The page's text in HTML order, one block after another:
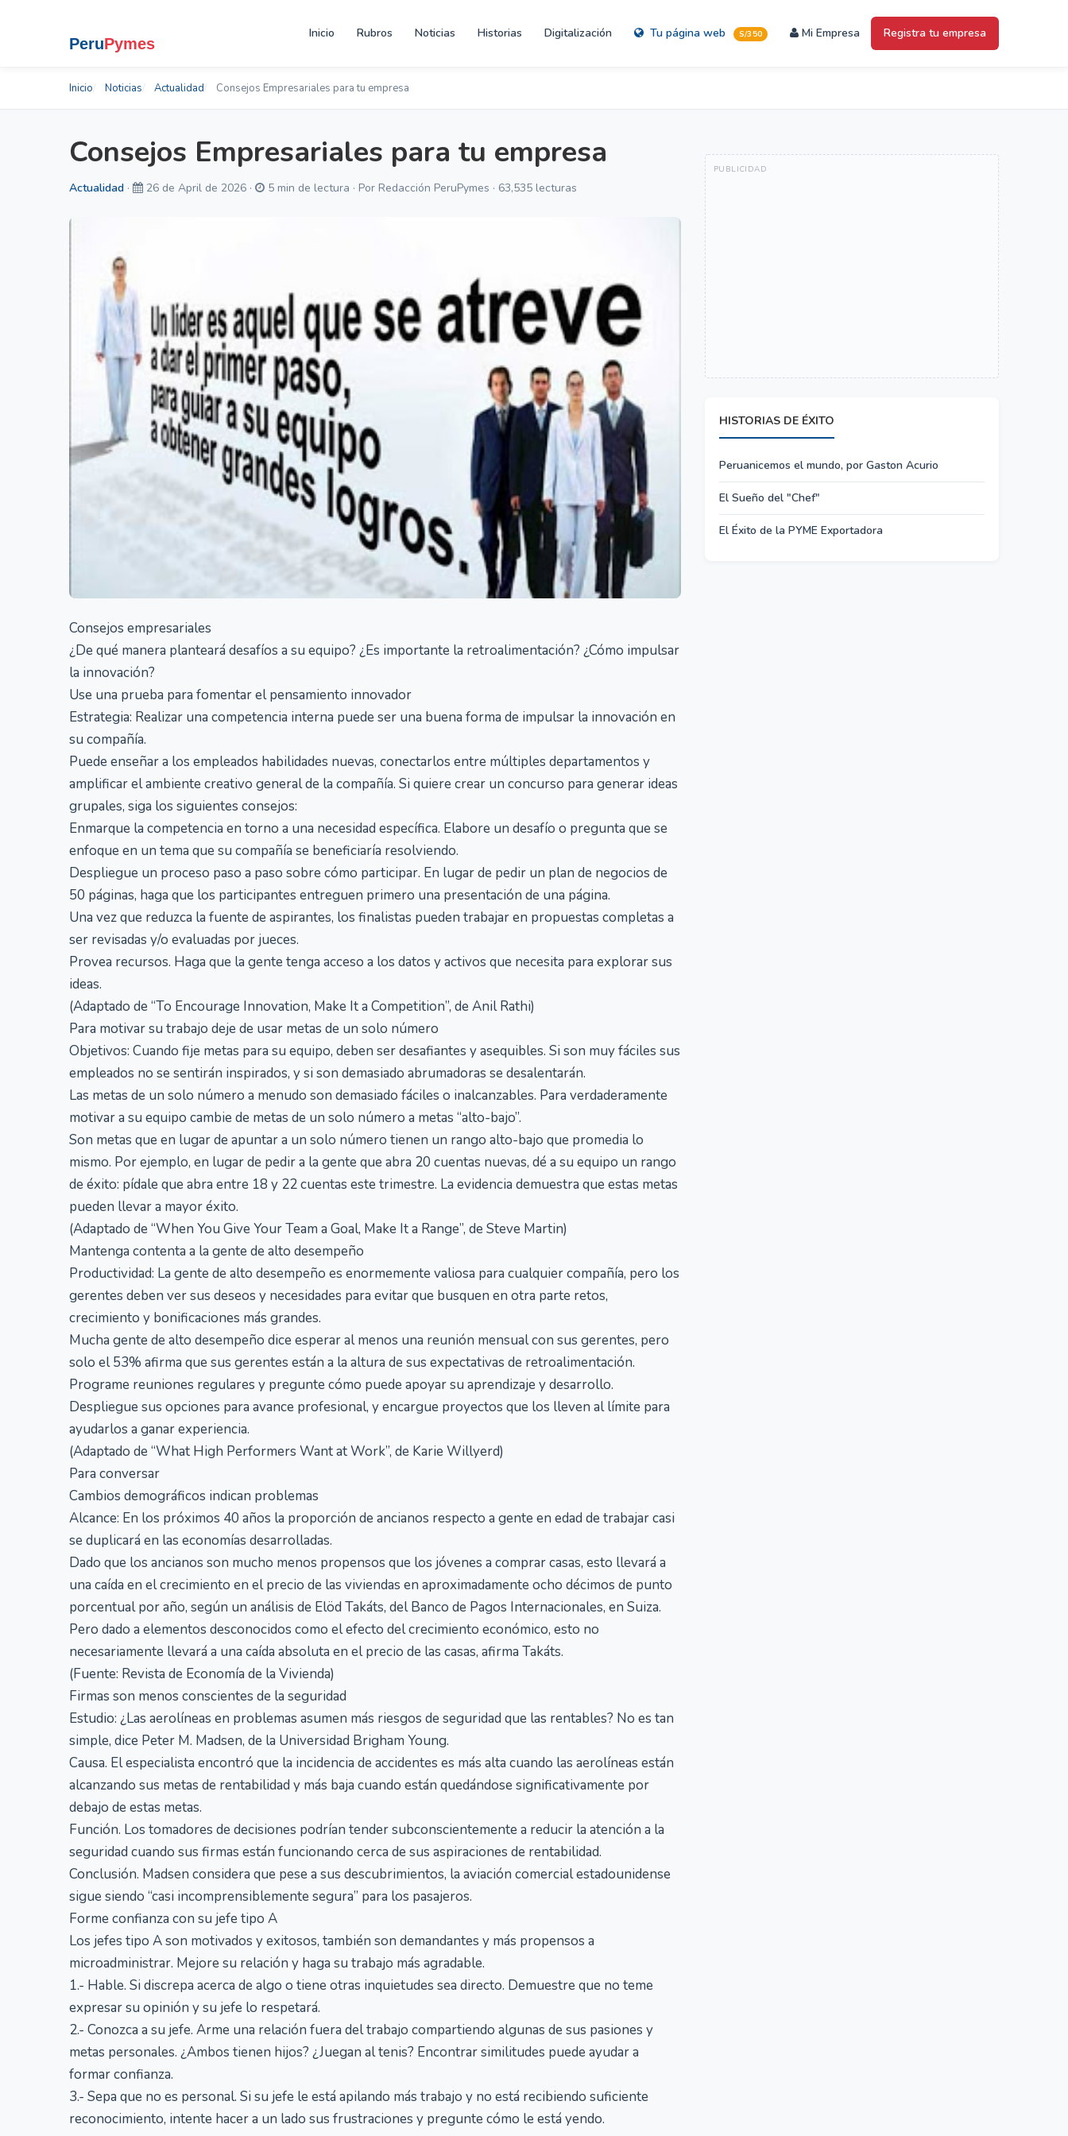
Inicio Rubros Noticias Historias Digitalización Tu página web S/350 Mi Empresa Registra tu empresa
Inicio Noticias Actualidad Consejos Empresariales para tu empresa
Consejos Empresariales para tu empresa
Actualidad · 26 de April de 2026 · 5 min de lectura · Por Redacción PeruPymes · 63,535 lecturas
Consejos empresariales
¿De qué manera planteará desafíos a su equipo? ¿Es importante la retroalimentación? ¿Cómo impulsar
la innovación?
Use una prueba para fomentar el pensamiento innovador
Estrategia: Realizar una competencia interna puede ser una buena forma de impulsar la innovación en
su compañía.
Puede enseñar a los empleados habilidades nuevas, conectarlos entre múltiples departamentos y
amplificar el ambiente creativo general de la compañía. Si quiere crear un concurso para generar ideas
grupales, siga los siguientes consejos:
Enmarque la competencia en torno a una necesidad específica. Elabore un desafío o pregunta que se
enfoque en un tema que su compañía se beneficiaría resolviendo.
Despliegue un proceso paso a paso sobre cómo participar. En lugar de pedir un plan de negocios de
50 páginas, haga que los participantes entreguen primero una presentación de una página.
Una vez que reduzca la fuente de aspirantes, los finalistas pueden trabajar en propuestas completas a
ser revisadas y/o evaluadas por jueces.
Provea recursos. Haga que la gente tenga acceso a los datos y activos que necesita para explorar sus
ideas.
(Adaptado de “To Encourage Innovation, Make It a Competition”, de Anil Rathi)
Para motivar su trabajo deje de usar metas de un solo número
Objetivos: Cuando fije metas para su equipo, deben ser desafiantes y asequibles. Si son muy fáciles sus
empleados no se sentirán inspirados, y si son demasiado abrumadoras se desalentarán.
Las metas de un solo número a menudo son demasiado fáciles o inalcanzables. Para verdaderamente
motivar a su equipo cambie de metas de un solo número a metas “alto-bajo”.
Son metas que en lugar de apuntar a un solo número tienen un rango alto-bajo que promedia lo
mismo. Por ejemplo, en lugar de pedir a la gente que abra 20 cuentas nuevas, dé a su equipo un rango
de éxito: pídale que abra entre 18 y 22 cuentas este trimestre. La evidencia demuestra que estas metas
pueden llevar a mayor éxito.
(Adaptado de “When You Give Your Team a Goal, Make It a Range”, de Steve Martin)
Mantenga contenta a la gente de alto desempeño
Productividad: La gente de alto desempeño es enormemente valiosa para cualquier compañía, pero los
gerentes deben ver sus deseos y necesidades para evitar que busquen en otra parte retos,
crecimiento y bonificaciones más grandes.
Mucha gente de alto desempeño dice esperar al menos una reunión mensual con sus gerentes, pero
solo el 53% afirma que sus gerentes están a la altura de sus expectativas de retroalimentación.
Programe reuniones regulares y pregunte cómo puede apoyar su aprendizaje y desarrollo.
Despliegue sus opciones para avance profesional, y encargue proyectos que los lleven al límite para
ayudarlos a ganar experiencia.
(Adaptado de “What High Performers Want at Work”, de Karie Willyerd)
Para conversar
Cambios demográficos indican problemas
Alcance: En los próximos 40 años la proporción de ancianos respecto a gente en edad de trabajar casi
se duplicará en las economías desarrolladas.
Dado que los ancianos son mucho menos propensos que los jóvenes a comprar casas, esto llevará a
una caída en el crecimiento en el precio de las viviendas en aproximadamente ocho décimos de punto
porcentual por año, según un análisis de Elöd Takáts, del Banco de Pagos Internacionales, en Suiza.
Pero dado a elementos desconocidos como el efecto del crecimiento económico, esto no
necesariamente llevará a una caída absoluta en el precio de las casas, afirma Takáts.
(Fuente: Revista de Economía de la Vivienda)
Firmas son menos conscientes de la seguridad
Estudio: ¿Las aerolíneas en problemas asumen más riesgos de seguridad que las rentables? No es tan
simple, dice Peter M. Madsen, de la Universidad Brigham Young.
Causa. El especialista encontró que la incidencia de accidentes es más alta cuando las aerolíneas están
alcanzando sus metas de rentabilidad y más baja cuando están quedándose significativamente por
debajo de estas metas.
Función. Los tomadores de decisiones podrían tender subconscientemente a reducir la atención a la
seguridad cuando sus firmas están funcionando cerca de sus aspiraciones de rentabilidad.
Conclusión. Madsen considera que pese a sus descubrimientos, la aviación comercial estadounidense
sigue siendo “casi incomprensiblemente segura” para los pasajeros.
Forme confianza con su jefe tipo A
Los jefes tipo A son motivados y exitosos, también son demandantes y más propensos a
microadministrar. Mejore su relación y haga su trabajo más agradable.
1.- Hable. Si discrepa acerca de algo o tiene otras inquietudes sea directo. Demuestre que no teme
expresar su opinión y su jefe lo respetará.
2.- Conozca a su jefe. Arme una relación fuera del trabajo compartiendo algunas de sus pasiones y
metas personales. ¿Ambos tienen hijos? ¿Juegan al tenis? Encontrar similitudes puede ayudar a
formar confianza.
3.- Sepa que no es personal. Si su jefe le está apilando más trabajo y no está recibiendo suficiente
reconocimiento, intente hacer a un lado sus frustraciones y pregunte cómo le está yendo.
HISTORIAS DE ÉXITO
Peruanicemos el mundo, por Gaston Acurio
El Sueño del "Chef"
El Éxito de la PYME Exportadora